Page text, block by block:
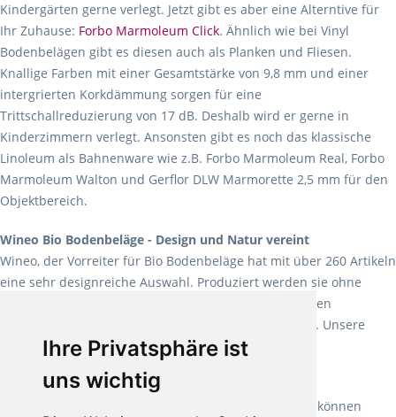
Ihre Privatsphäre ist
uns wichtig
Kindergärten gerne verlegt. Jetzt gibt es aber eine Alterntive für
Ihr Zuhause: Forbo Marmoleum Click. Ähnlich wie bei Vinyl
Bodenbelägen gibt es diesen auch als Planken und Fliesen.
Knallige Farben mit einer Gesamtstärke von 9,8 mm und einer
intergrierten Korkdämmung sorgen für eine
Trittschallreduzierung von 17 dB. Deshalb wird er gerne in
Kinderzimmern verlegt. Ansonsten gibt es noch das klassische
Linoleum als Bahnenware wie z.B. Forbo Marmoleum Real, Forbo
Marmoleum Walton und Gerflor DLW Marmorette 2,5 mm für den
Objektbereich.
Wineo Bio Bodenbeläge - Design und Natur vereint
Wineo, der Vorreiter für Bio Bodenbeläge hat mit über 260 Artikeln
eine sehr designreiche Auswahl. Produziert werden sie ohne
Weichmacher und Lösungsmittel. Mit allen verfügbaren
Verlegearten ist er für jegliche Bauvorhaben attraktiv. Unsere
Empfehlung:Wineo 1000 Multi Layer XXL.
Teppiche für ein angenehmes Laufgefühl
machen es schon lange vor. Sie können